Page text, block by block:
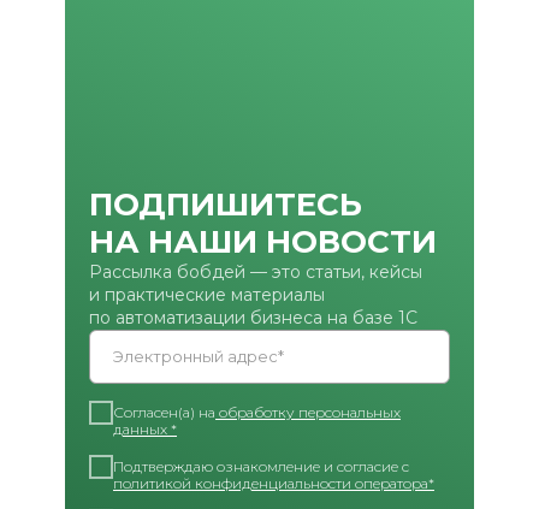
ПОДПИШИТЕСЬ
НА НАШИ НОВОСТИ
Рассылка бобдей — это статьи, кейсы
и практические материалы
по автоматизации бизнеса на базе 1С
Электронный адрес*
Согласен(а) на обработку персональных
данных *
Подтверждаю ознакомление и согласие с
политикой конфиденциальности оператора*